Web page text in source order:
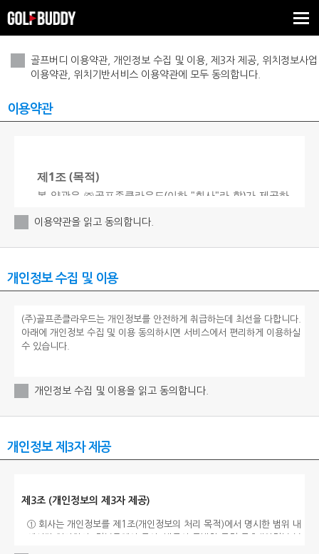
골프버디 이용약관, 개인정보 수집 및 이용, 제3자 제공, 위치정보사업
이용약관, 위치기반서비스 이용약관에 모두 동의합니다.
이용약관
이용약관을 읽고 동의합니다.
개인정보 수집 및 이용
개인정보 수집 및 이용을 읽고 동의합니다.
개인정보 제3자 제공